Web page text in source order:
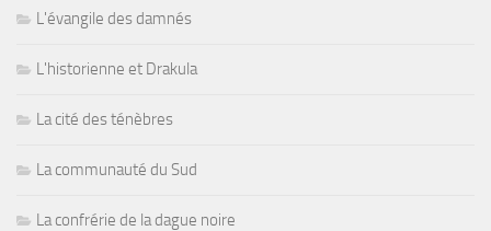
L'évangile des damnés
L'historienne et Drakula
La cité des ténèbres
La communauté du Sud
La confrérie de la dague noire